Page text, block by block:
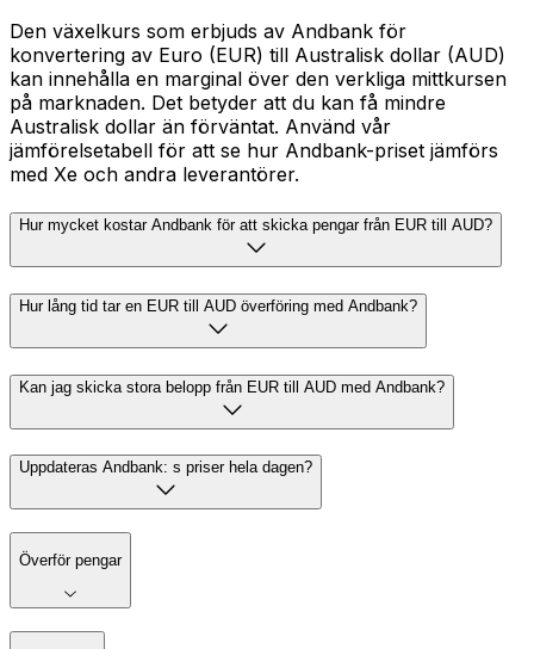
Den växelkurs som erbjuds av Andbank för
konvertering av Euro (EUR) till Australisk dollar (AUD)
kan innehålla en marginal över den verkliga mittkursen
på marknaden. Det betyder att du kan få mindre
Australisk dollar än förväntat. Använd vår
jämförelsetabell för att se hur Andbank-priset jämförs
med Xe och andra leverantörer.
Hur mycket kostar Andbank för att skicka pengar från EUR till AUD?
Hur lång tid tar en EUR till AUD överföring med Andbank?
Kan jag skicka stora belopp från EUR till AUD med Andbank?
Uppdateras Andbank: s priser hela dagen?
Överför pengar